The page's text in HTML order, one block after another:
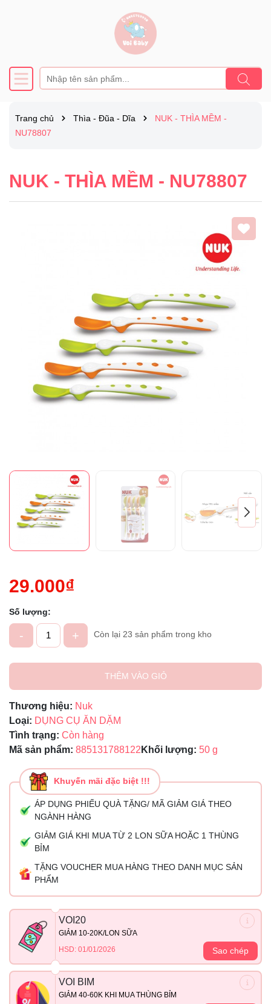
Trang chủ Thìa - Đũa - Dĩa
NUK - THÌA MỀM -
NU78807
NUK - THÌA MỀM - NU78807
29.000₫
Số lượng:
- + Còn lại 23 sản phẩm trong kho
THÊM VÀO GIỎ
Thương hiệu: Nuk
Loại: DỤNG CỤ ĂN DẶM
Tình trạng: Còn hàng
Mã sản phẩm: 885131788122 Khối lượng: 50 g
Khuyến mãi đặc biệt !!!
ÁP DỤNG PHIẾU QUÀ TẶNG/ MÃ GIẢM GIÁ THEO
NGÀNH HÀNG
GIẢM GIÁ KHI MUA TỪ 2 LON SỮA HOẶC 1 THÙNG
BỈM
TẶNG VOUCHER MUA HÀNG THEO DANH MỤC SẢN
PHẨM
VOI20
GIẢM 10-20K/LON SỮA
HSD: 01/01/2026
Sao chép
VOI BIM
GIẢM 40-60K KHI MUA THÙNG BỈM
Ngày hết hạn:
Điều kiện: